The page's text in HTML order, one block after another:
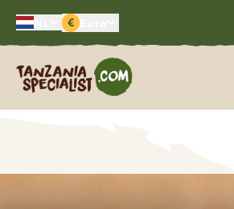
€
Tanzania Specialist